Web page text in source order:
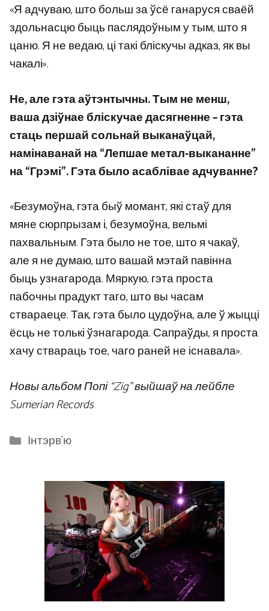
«Я адчуваю, што больш за ўсё ганаруся сваёй
здольнасцю быць паслядоўным у тым, што я
цаню. Я не ведаю, ці такі бліскучы адказ, як вы
чакалі».
Не, але гэта аўтэнтычны. Тым не менш,
ваша дзіўнае бліскучае дасягненне – гэта
стаць першай сольнай выканаўцай,
намінаванай на “Лепшае метал-выкананне”
на “Грэмі”. Гэта было асаблівае адчуванне?
«Безумоўна, гэта быў момант, які стаў для
мяне сюрпрызам і, безумоўна, вельмі
пахвальным. Гэта было не тое, што я чакаў,
але я не думаю, што вашай мэтай павінна
быць узнагарода. Мяркую, гэта проста
пабочны прадукт таго, што вы часам
ствараеце. Так, гэта было цудоўна, але ў жыцці
ёсць не толькі ўзнагарода. Сапраўды, я проста
хачу ствараць тое, чаго раней не існавала».
Новы альбом Попі “Zig” выйшаў на лейбле
Sumerian Records
Categories
Інтэрв'ю